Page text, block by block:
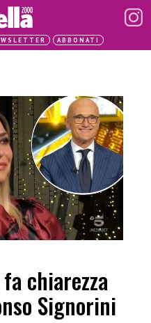
ABBONATI
chiarezza
Signorini